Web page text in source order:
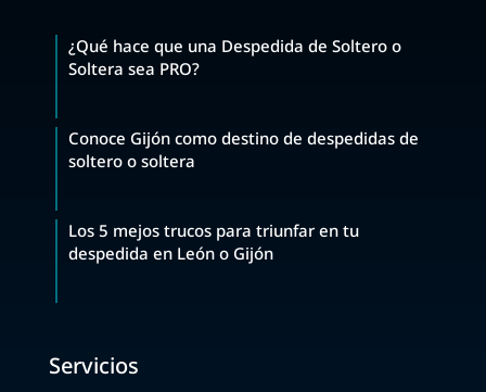
¿Qué hace que una Despedida de Soltero o
Soltera sea PRO?
Conoce Gijón como destino de despedidas de
soltero o soltera
Los 5 mejos trucos para triunfar en tu
despedida en León o Gijón
Servicios